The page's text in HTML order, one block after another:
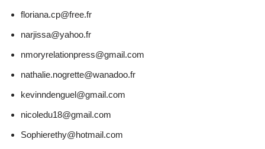
floriana.cp@free.fr
narjissa@yahoo.fr
nmoryrelationpress@gmail.com
nathalie.nogrette@wanadoo.fr
kevinndenguel@gmail.com
nicoledu18@gmail.com
Sophierethy@hotmail.com